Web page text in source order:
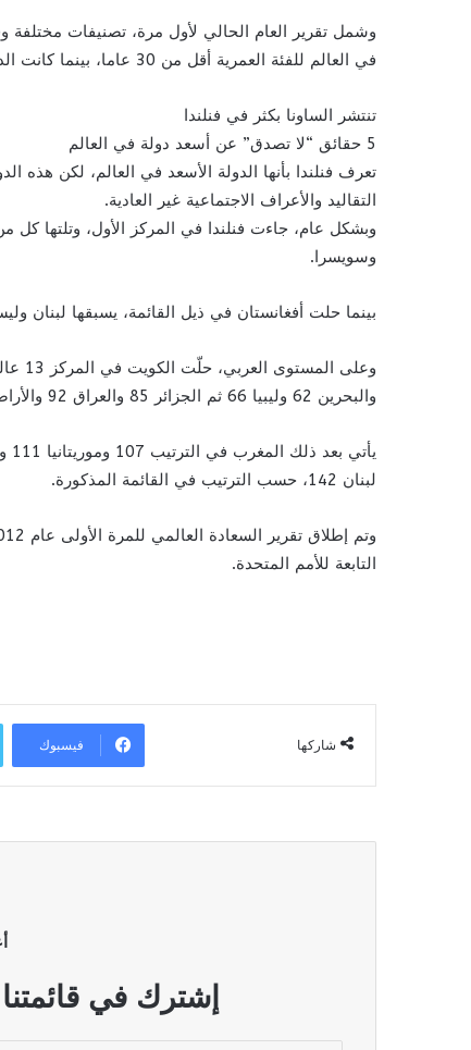
وشمل تقرير العام الحالي لأول مرة، تصنيفات مختلفة
في العالم للفئة العمرية أقل من 30 عاما، بينما كانت الدنمارك على رأس القائمة فيما يتعلق بمن هم أكبر من 60 عاما.
تنتشر الساونا بكثر في فنلندا
5 حقائق “لا تصدق” عن أسعد دولة في العالم
تعرف فنلندا بأنها الدولة الأسعد في العالم، لكن هذه
التقاليد والأعراف الاجتماعية غير العادية.
وبشكل عام، جاءت فنلندا في المركز الأول، وتلتها كل
وسويسرا.
بينما حلت أفغانستان في ذيل القائمة، يسبقها لبنان
والبحرين 62 وليبيا 66 ثم الجزائر 85 والعراق 92 والأراضي الفلسطينية 103.
لبنان 142، حسب الترتيب في القائمة المذكورة.
التابعة للأمم المتحدة.
شاركها فيسبوك
إشترك في